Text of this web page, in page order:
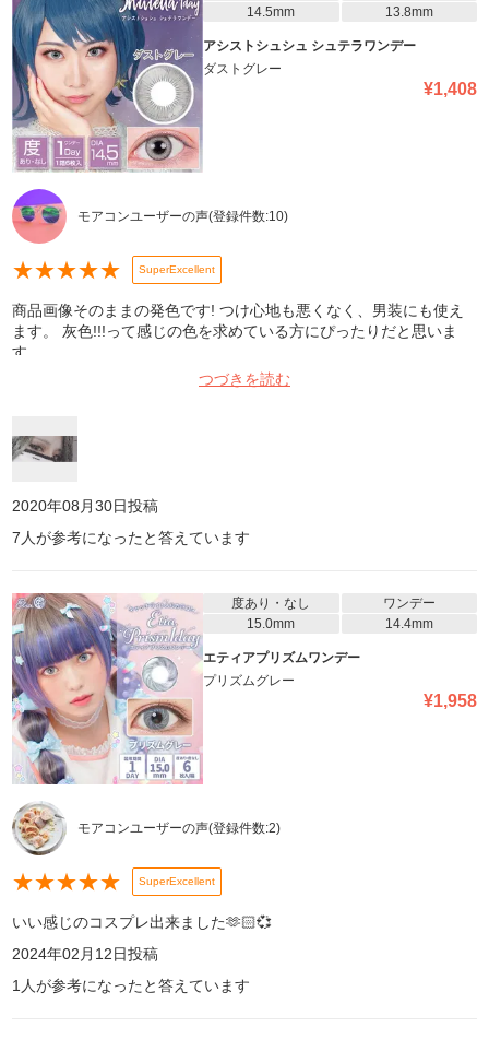
14.5mm
13.8mm
アシストシュシュ シュテラワンデー
ダストグレー
¥1,408
モアコンユーザーの声(登録件数:10)
★★★★★ SuperExcellent
商品画像そのままの発色です! つけ心地も悪くなく、男装にも使え
ます。 灰色!!!って感じの色を求めている方にぴったりだと思いま
す。
つづきを読む
2020年08月30日投稿
7 人が参考になったと答えています
度あり・なし
ワンデー
15.0mm
14.4mm
エティアプリズムワンデー
プリズムグレー
¥1,958
モアコンユーザーの声(登録件数:2)
★★★★★ SuperExcellent
いい感じのコスプレ出来ました‪🫶🏻💞‬
2024年02月12日投稿
1 人が参考になったと答えています